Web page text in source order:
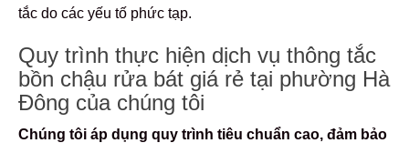
tắc do các yếu tố phức tạp.
Quy trình thực hiện dịch vụ thông tắc
bồn chậu rửa bát giá rẻ tại phường Hà
Đông của chúng tôi
Chúng tôi áp dụng quy trình tiêu chuẩn cao, đảm bảo